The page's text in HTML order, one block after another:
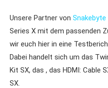
Unsere Partner von Snakebyte
Series X mit dem passenden
wir euch hier in eine
Dabei handelt sich um das
Kit SX, das , das HDMI: Cable
SX.